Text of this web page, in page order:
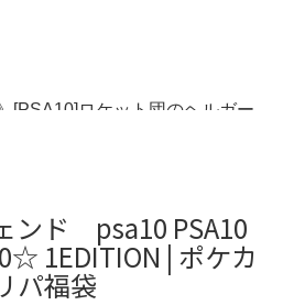
ド psa10 PSA10
1EDITION | ポケカ
パ福袋